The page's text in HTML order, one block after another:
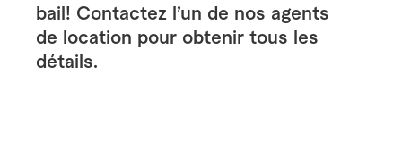
bail! Contactez l’un de nos agents
de location pour obtenir tous les
détails.